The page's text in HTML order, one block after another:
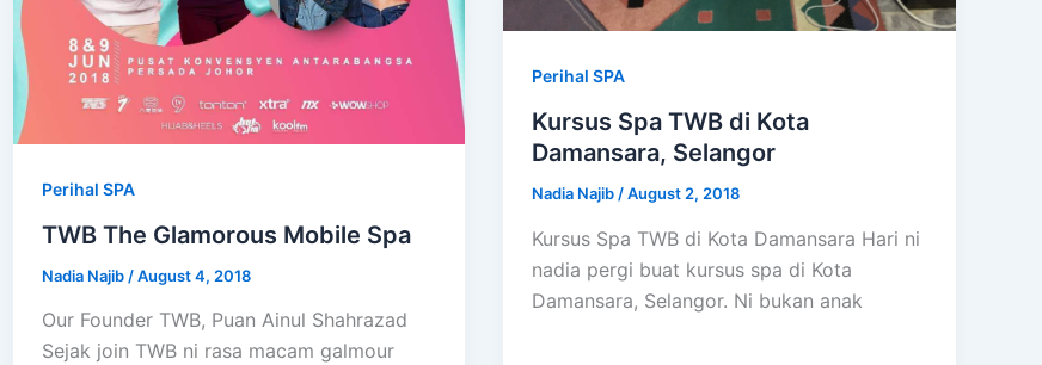
Perihal SPA
TWB The Glamorous Mobile Spa
Nadia Najib /August 4, 2018
Our Founder TWB, Puan Ainul Shahrazad
Sejak join TWB ni rasa macam galmour
Perihal SPA
Kursus Spa TWB di Kota
Damansara, Selangor
Nadia Najib /August 2, 2018
Kursus Spa TWB di Kota Damansara Hari ni
nadia pergi buat kursus spa di Kota
Damansara, Selangor. Ni bukan anak